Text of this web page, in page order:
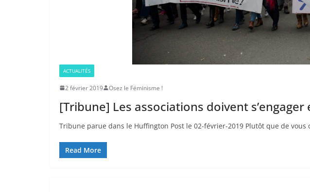
ACTUALITÉS
2 février 2019 Osez le Féminisme !
[Tribune] Les associations doivent
Tribune parue dans le Huffington Post le 02-février-2019 Plutôt que de
Read More